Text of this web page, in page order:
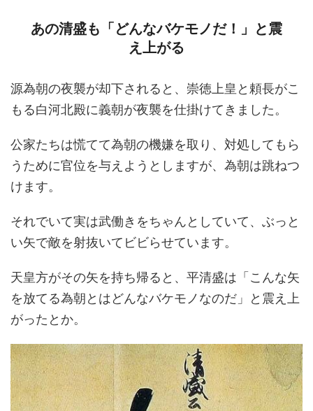
あの清盛も「どんなバケモノだ！」と震
え上がる
源為朝の夜襲が却下されると、崇徳上皇と頼長がこ
もる白河北殿に義朝が夜襲を仕掛けてきました。
公家たちは慌てて為朝の機嫌を取り、対処してもら
うために官位を与えようとしますが、為朝は跳ねつ
けます。
それでいて実は武働きをちゃんとしていて、ぶっと
い矢で敵を射抜いてビビらせています。
天皇方がその矢を持ち帰ると、平清盛は「こんな矢
を放てる為朝とはどんなバケモノなのだ」と震え上
がったとか。